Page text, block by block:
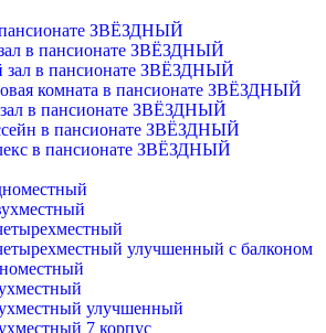
пансионате ЗВЁЗДНЫЙ
в пансионате ЗВЁЗДНЫЙ
зал в пансионате ЗВЁЗДНЫЙ
комната в пансионате ЗВЁЗДНЫЙ
в пансионате ЗВЁЗДНЫЙ
в пансионате ЗВЁЗДНЫЙ
в пансионате ЗВЁЗДНЫЙ
улучшенный с балконом
улучшенный
7 корпус